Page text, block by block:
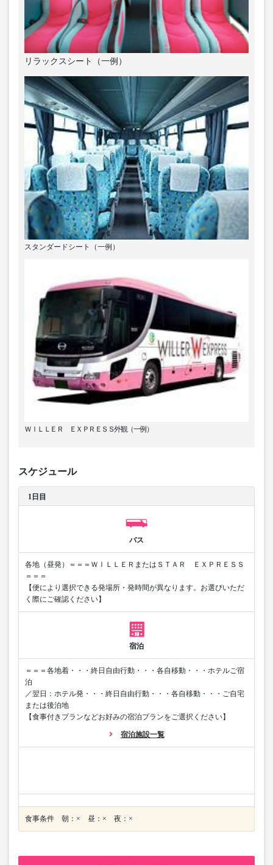
リラックスシート（一例）
スタンダードシート（一例）
ＷＩＬＬＥＲ ＥＸＰＲＥＳＳ外観（一例）
スケジュール
1日目
バス
各地（昼発）＝＝＝ＷＩＬＬＥＲまたはＳＴＡＲ ＥＸＰＲＥＳＳ
＝＝＝
【便により選択できる発場所・発時間が異なります。お選びいただ
く際にご確認ください】
宿泊
＝＝＝各地着・・・終日自由行動・・・各自移動・・・ホテルご宿
泊
／翌日：ホテル発・・・終日自由行動・・・各自移動・・・ご自宅
または後泊地
【食事付きプランなどお好みの宿泊プランをご選択ください】
宿泊施設一覧
食事条件 朝：× 昼：× 夜：×